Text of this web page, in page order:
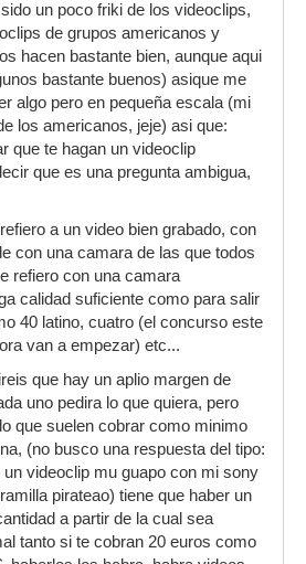
un poco friki de los videoclips,
de grupos americanos y
hacen bastante bien, aunque aqui
bastante buenos) asique me
algo pero en pequeña escala (mi
los americanos, jeje) asi que:
que te hagan un videoclip
que es una pregunta ambigua,
a un video bien grabado, con
con una camara de las que todos
refiero con una camara
calidad suficiente como para salir
40 latino, cuatro (el concurso este
van a empezar) etc...
que hay un aplio margen de
uno pedira lo que quiera, pero
que suelen cobrar como minimo
(no busco una respuesta del tipo:
un videoclip mu guapo con mi sony
pirateao) tiene que haber un
a partir de la cual sea
tanto si te cobran 20 euros como